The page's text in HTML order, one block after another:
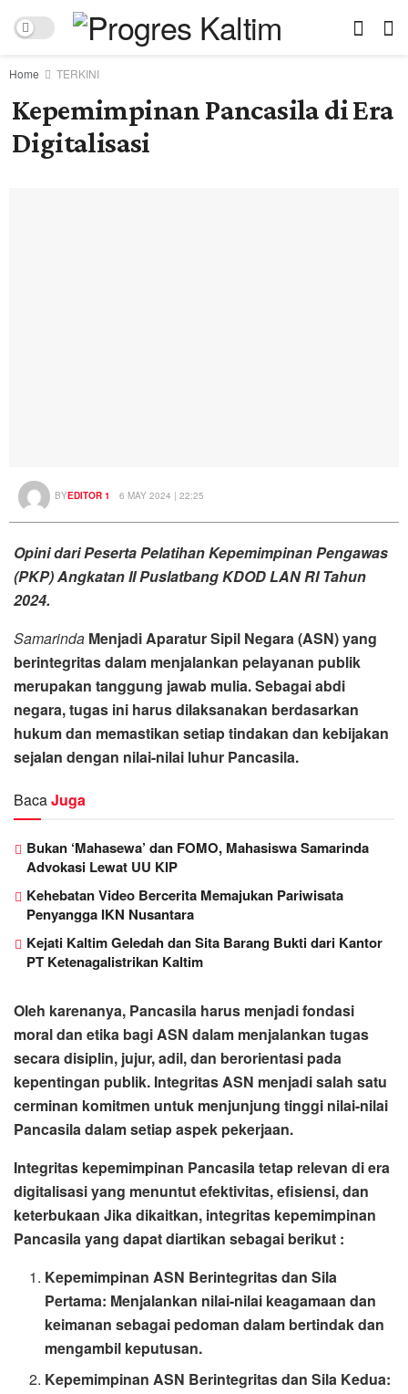
Home TERKINI
Kepemimpinan Pancasila di Era
Digitalisasi
BYEDITOR 1 6 MAY 2024 | 22:25
Opini dari Peserta Pelatihan Kepemimpinan Pengawas
(PKP) Angkatan II Puslatbang KDOD LAN RI Tahun
2024.
Samarinda Menjadi Aparatur Sipil Negara (ASN) yang
berintegritas dalam menjalankan pelayanan publik
merupakan tanggung jawab mulia. Sebagai abdi
negara, tugas ini harus dilaksanakan berdasarkan
hukum dan memastikan setiap tindakan dan kebijakan
sejalan dengan nilai-nilai luhur Pancasila.
BacaJuga
Bukan ‘Mahasewa’ dan FOMO, Mahasiswa Samarinda
Advokasi Lewat UU KIP
Kehebatan Video Bercerita Memajukan Pariwisata
Penyangga IKN Nusantara
Kejati Kaltim Geledah dan Sita Barang Bukti dari Kantor
PT Ketenagalistrikan Kaltim
Oleh karenanya, Pancasila harus menjadi fondasi
moral dan etika bagi ASN dalam menjalankan tugas
secara disiplin, jujur, adil, dan berorientasi pada
kepentingan publik. Integritas ASN menjadi salah satu
cerminan komitmen untuk menjunjung tinggi nilai-nilai
Pancasila dalam setiap aspek pekerjaan.
Integritas kepemimpinan Pancasila tetap relevan di era
digitalisasi yang menuntut efektivitas, efisiensi, dan
keterbukaan Jika dikaitkan, integritas kepemimpinan
Pancasila yang dapat diartikan sebagai berikut :
Kepemimpinan ASN Berintegritas dan Sila
Pertama: Menjalankan nilai-nilai keagamaan dan
keimanan sebagai pedoman dalam bertindak dan
mengambil keputusan.
Kepemimpinan ASN Berintegritas dan Sila Kedua: